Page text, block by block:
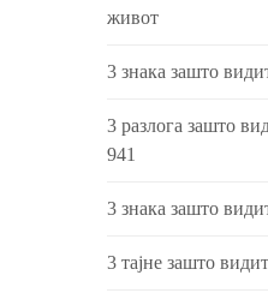
живот
3 знака зашто
3 разлога зашто
941
3 знака зашто
3 тајне зашто